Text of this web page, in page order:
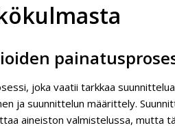
joka vaatii tarkkaa
ja suunnittelun määrittely.
aineiston valmistelussa, mutta